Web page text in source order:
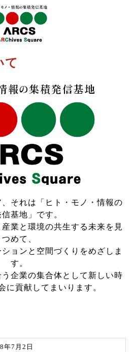
て
それは「ヒト・モノ・情報の
基地」です。
業と環境の共生する未来を見
つめて、
ョンと空間づくりをめざしま
す。
企業の集合体として新しい時
に貢献してまいります。
年7月2日